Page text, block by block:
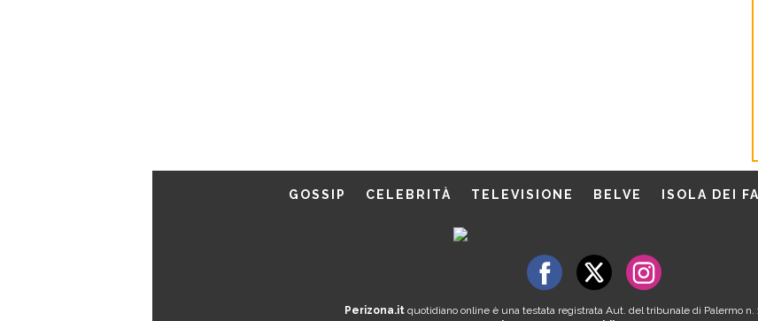
GOSSIP CELEBRITÀ TELEVISIONE BELVE ISOLA DEI
Perizona.itquotidiano online è una testata registrata Aut. del tribunale di Palermo